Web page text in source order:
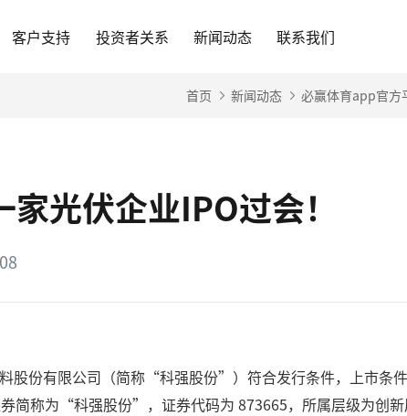
客户支持 投资者关系 新闻动态 联系我们
首页 新闻动态 必赢体育app官方
光伏企业IPO过会！
股份有限公司（简称“科强股份”）符合发行条件，上市条
简称为“科强股份”，证券代码为 873665，所属层级为创新